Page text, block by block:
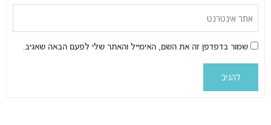
שמור בדפדפן זה את השם, האימייל והאתר שלי לפעם הבאה שאגיב.